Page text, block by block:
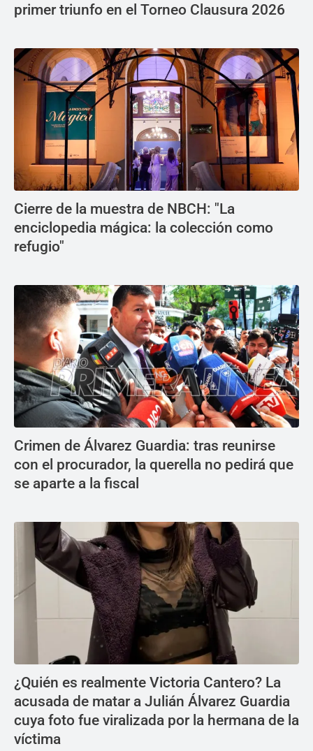
primer triunfo en el Torneo Clausura 2026
Cierre de la muestra de NBCH: "La
enciclopedia mágica: la colección como
refugio"
Crimen de Álvarez Guardia: tras reunirse
con el procurador, la querella no pedirá que
se aparte a la fiscal
¿Quién es realmente Victoria Cantero? La
acusada de matar a Julián Álvarez Guardia
cuya foto fue viralizada por la hermana de la
víctima